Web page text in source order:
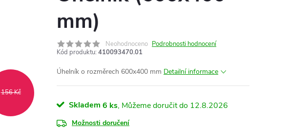
156 Kč
mm)
Neohodnoceno Podrobnosti hodnocení
Kód produktu: 410093470.01
Úhelník o rozměrech 600x400 mm Detailní informace
Skladem 6 ks 12.8.2026
Možnosti doručení